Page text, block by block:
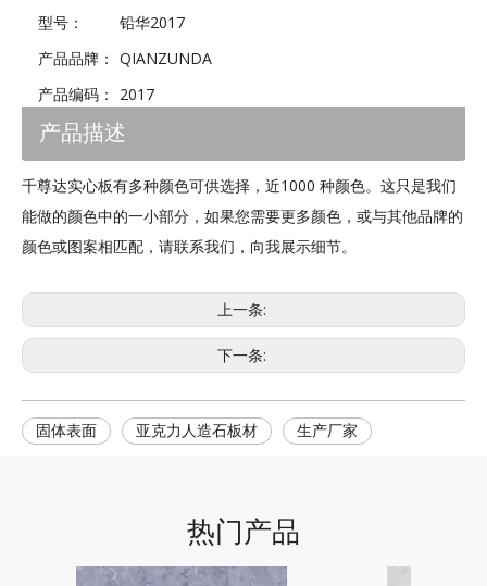
型号：
铅华2017
产品品牌： QIANZUNDA
产品编码：
2017
产品描述
千尊达实心板有多种颜色可供选择，近1000 种颜色。这只是我们
能做的颜色中的一小部分，如果您需要更多颜色，或与其他品牌的
颜色或图案相匹配，请联系我们，向我展示细节。
上一条:
下一条:
固体表面 亚克力人造石板材 生产厂家
热门产品